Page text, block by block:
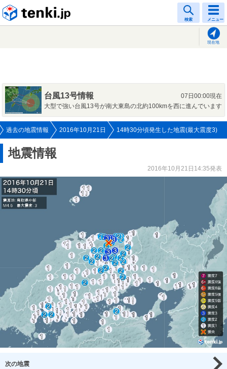
検索 メニュー
現在地
台風13号情報
07日00:00現在
大型で強い台風13号が南大東島の北約100kmを西に進んでいます
過去の地震情報 2016年10月21日 14時30分頃発生した地震(最大震度3)
地震情報
2016年10月21日14:35発表
次の地震